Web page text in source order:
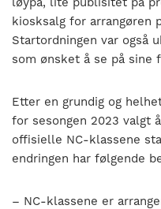
kiosksalg for arrangøren
Startordningen var også
som ønsket å se på sine
Etter en grundig og
for sesongen 2023 valgt
offisielle NC-klassene
endringen har følgende
– NC-klassene er